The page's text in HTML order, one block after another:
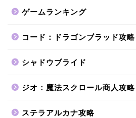
ゲームランキング
コード：ドラゴンブラッド攻略
シャドウブライド
ジオ：魔法スクロール商人攻略
ステラアルカナ攻略